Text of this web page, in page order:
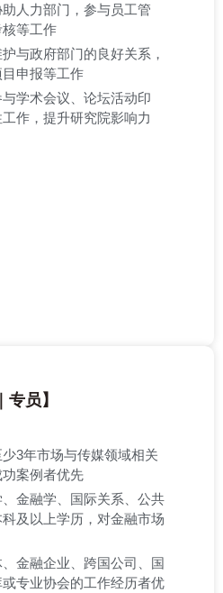
人力部门，参与员工管
等工作
与政府部门的良好关系，
申报等工作
学术会议、论坛活动印
作，提升研究院影响力
专员】
3年市场与传媒领域相关
案例者优先
金融学、国际关系、公共
及以上学历，对金融市场
金融企业、跨国公司、国
专业协会的工作经历者优